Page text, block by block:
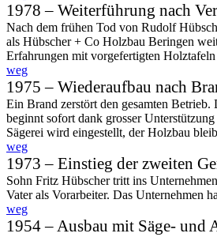
1978 – Weiter­führung nach
Nach dem frühen Tod von Rudolf
als Hübscher + Co Holzbau Beringen
Erfahrungen mit vorge­fertigten
weg
1975 – Wieder­aufbau nach
Ein Brand zerstört den gesamten Betrieb.
beginnt sofort dank grosser
Säge­rei wird einge­stellt, der Holzbau
weg
1973 – Einstieg der zweiten
Sohn Fritz Hübscher tritt ins
Vater als Vorarbeiter. Das Unter­nehmen
weg
1954 – Ausbau mit Säge- und